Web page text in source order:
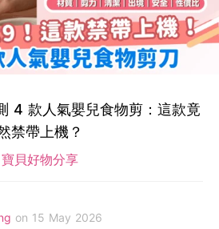
4 款人氣嬰兒食物剪：這款竟
禁帶上機？
寶貝好物分享
on 15 May 2026